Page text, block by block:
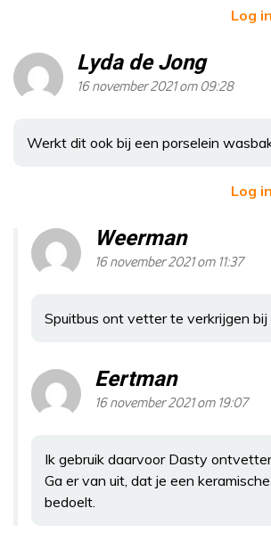
Log
Lyda de Jong
16 november 2021 om 09:28
Werkt dit ook bij een porselein
Log
Weerman
16 november 2021 om 11:37
Spuitbus ont vetter te verkrijgen bij
Eertman
16 november 2021 om 19:07
Ik gebruik daarvoor Dasty
Ga er van uit, dat je een
bedoelt.